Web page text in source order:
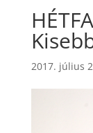
2017. július